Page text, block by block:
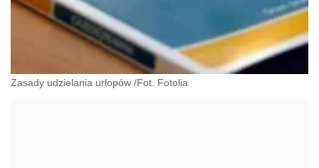
Zasady udzielania urlopów /Fot. Fotolia